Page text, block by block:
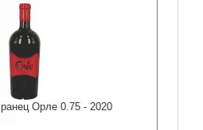
Орле 0.75 - 2020